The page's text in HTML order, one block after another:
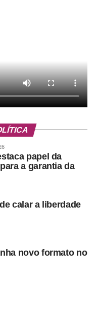
papel da
a garantia da
calar a liberdade
novo formato no